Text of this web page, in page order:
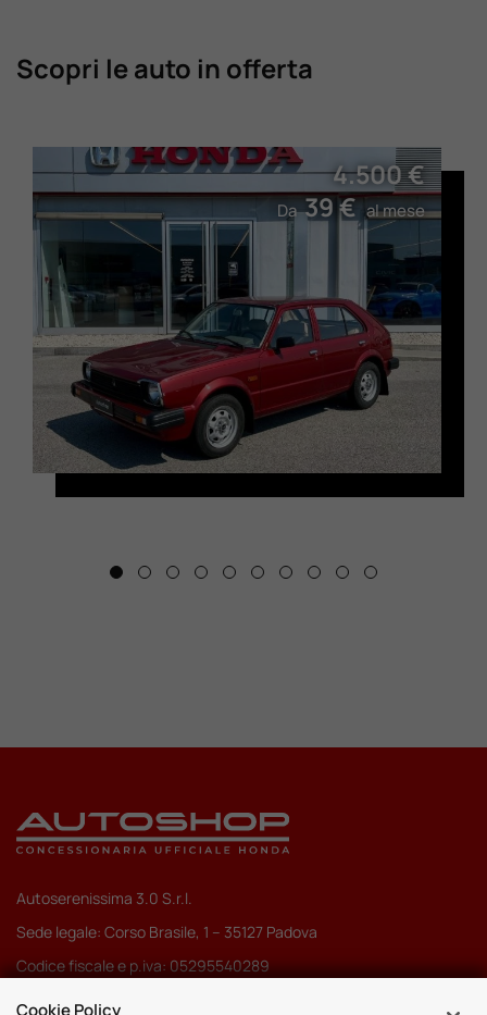
Scopri le auto in offerta
4.500 €
Da39 €al mese
Autoserenissima 3.0 S.r.l.
Sede legale: Corso Brasile, 1 – 35127 Padova
Codice fiscale e p.iva: 05295540289
Pec:autoserenissima3.0srl@legalmail.it
Cookie Policy